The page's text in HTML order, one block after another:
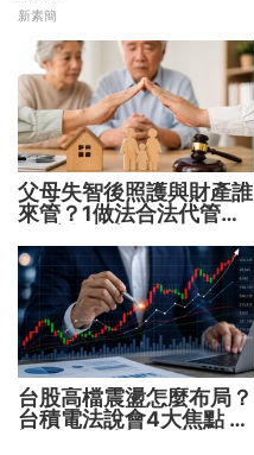
新素簡
父母失智後照護與財產誰
來管？1做法合法代管財
台股高檔震盪怎麼布局？
台積電法說會4大焦點 AI